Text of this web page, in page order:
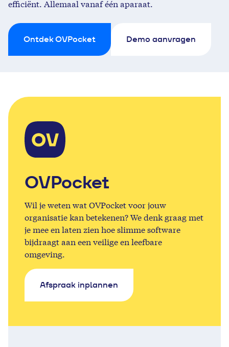
efficiënt. Allemaal vanaf één aparaat.
Ontdek OVPocket Demo aanvragen
OVPocket
Wil je weten wat OVPocket voor jouw
organisatie kan betekenen? We denk graag met
je mee en laten zien hoe slimme software
bijdraagt aan een veilige en leefbare
omgeving.
Afspraak inplannen